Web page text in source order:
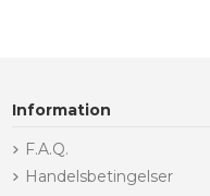
Information
F.A.Q.
Handelsbetingelser